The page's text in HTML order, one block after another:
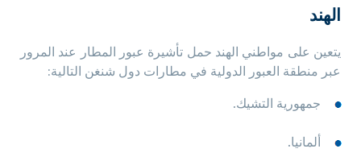
الهند
يتعين على مواطني الهند حمل تأشيرة عبور المطار عند المرور
عبر منطقة العبور الدولية في مطارات دول شنغن التالية:
جمهورية التشيك.
ألمانيا.